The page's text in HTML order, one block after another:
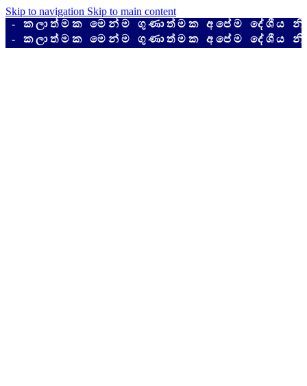
Skip to navigation Skip to main content
මෙන්ම ගුණාත්මක අපේම දේශීය
මෙන්ම ගුණාත්මක අපේම දේශීය